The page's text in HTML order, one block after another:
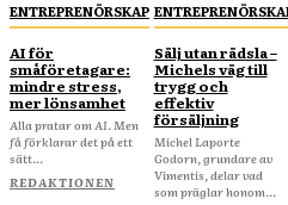
ENTREPRENÖRSKAP
AI för
småföretagare:
mindre stress,
mer lönsamhet
Alla pratar om AI. Men
få förklarar det på ett
sätt...
REDAKTIONEN
Sälj utan rädsla –
Michels väg till
trygg och
effektiv
försäljning
Michel Laporte
Godorn, grundare av
Vimentis, delar vad
som präglar honom...